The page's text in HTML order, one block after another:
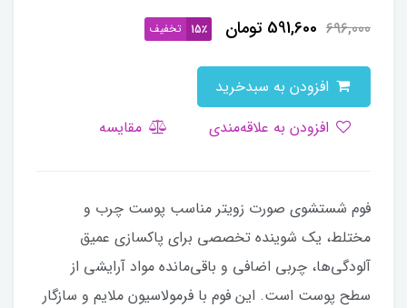
696,000
591,600 تومان 15٪ تخفیف
مقایسه
فوم شستشوی صورت زویتر مناسب پوست چرب و
مختلط، یک شوینده تخصصی برای پاکسازی عمیق
آلودگی‌ها، چربی اضافی و باقی‌مانده مواد آرایشی از
سطح پوست است. این فوم با فرمولاسیون ملایم و سازگار